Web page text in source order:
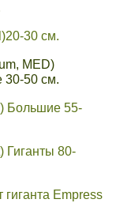
30 см.
MED)
30-50 см.
Большие 55-
Гиганты 80-
гиганта Empress